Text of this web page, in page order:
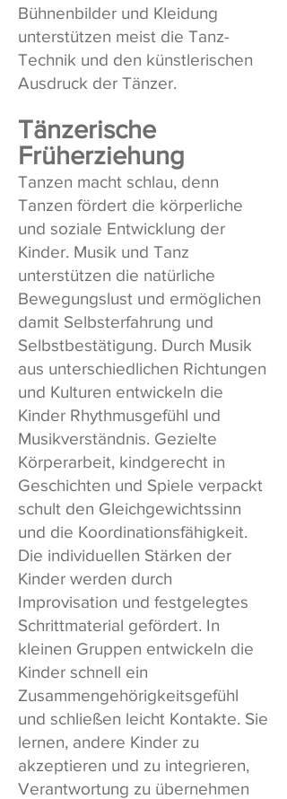
Bühnenbilder und Kleidung
unterstützen meist die Tanz-
Technik und den künstlerischen
Ausdruck der Tänzer.
Tänzerische
Früherziehung
Tanzen macht schlau, denn
Tanzen fördert die körperliche
und soziale Entwicklung der
Kinder. Musik und Tanz
unterstützen die natürliche
Bewegungslust und ermöglichen
damit Selbsterfahrung und
Selbstbestätigung. Durch Musik
aus unterschiedlichen Richtungen
und Kulturen entwickeln die
Kinder Rhythmusgefühl und
Musikverständnis. Gezielte
Körperarbeit, kindgerecht in
Geschichten und Spiele verpackt
schult den Gleichgewichtssinn
und die Koordinationsfähigkeit.
Die individuellen Stärken der
Kinder werden durch
Improvisation und festgelegtes
Schrittmaterial gefördert. In
kleinen Gruppen entwickeln die
Kinder schnell ein
Zusammengehörigkeitsgefühl
und schließen leicht Kontakte. Sie
lernen, andere Kinder zu
akzeptieren und zu integrieren,
Verantwortung zu übernehmen